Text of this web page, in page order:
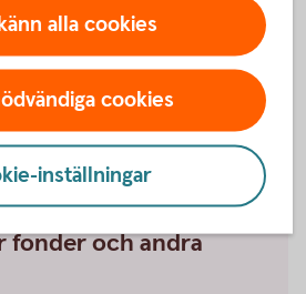
portföljförvaltning eller för
fonder och andra
alla cookies
cookies
inställningar